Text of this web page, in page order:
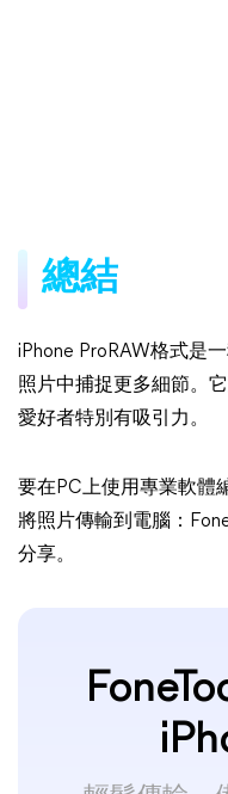
總結
iPhone ProRAW格式是
照片中捕捉更多細節。
愛好者特別有吸引力。
要在PC上使用專業軟體
將照片傳輸到電腦：
分享。